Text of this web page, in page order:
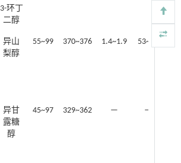
3-环丁
二醇
异山
梨醇
55~99 370~376 1.4~1.9 53~90
异甘
露糖
醇
45~97 329~362 — —